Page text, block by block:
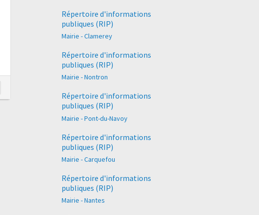
Répertoire d'informations
publiques (RIP)
Mairie - Clamerey
Répertoire d'informations
publiques (RIP)
Mairie - Nontron
Répertoire d'informations
publiques (RIP)
Mairie - Pont-du-Navoy
Répertoire d'informations
publiques (RIP)
Mairie - Carquefou
Répertoire d'informations
publiques (RIP)
Mairie - Nantes